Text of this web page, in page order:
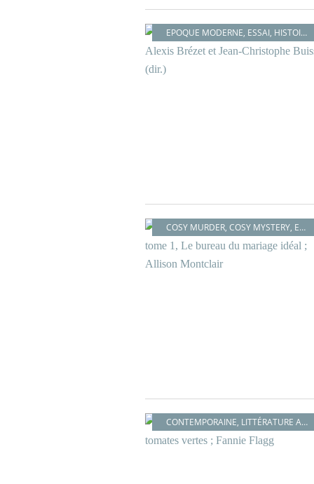
EPOQUE MODERNE, ESSAI, HISTOIRE
COSY MURDER, COSY MYSTERY, ENQUÊTE
CONTEMPORAINE, LITTÉRATURE AMÉRICAINE